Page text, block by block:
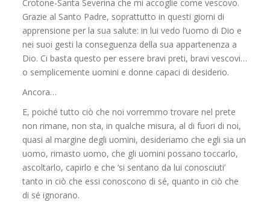
Crotone-Santa Severina che mi accoglie come vescovo.
Grazie al Santo Padre, soprattutto in questi giorni di
apprensione per la sua salute: in lui vedo l’uomo di Dio e
nei suoi gesti la conseguenza della sua appartenenza a
Dio. Ci basta questo per essere bravi preti, bravi vescovi…
o semplicemente uomini e donne capaci di desiderio.
Ancora…
E, poiché tutto ciò che noi vorremmo trovare nel prete
non rimane, non sta, in qualche misura, al di fuori di noi,
quasi al margine degli uomini, desideriamo che egli sia un
uomo, rimasto uomo, che gli uomini possano toccarlo,
ascoltarlo, capirlo e che ‘si sentano da lui conosciuti’
tanto in ciò che essi conoscono di sé, quanto in ciò che
di sé ignorano.